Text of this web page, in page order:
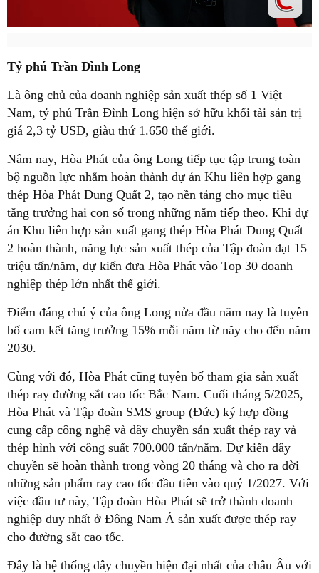
Tỷ phú Trần Đình Long
Là ông chủ của doanh nghiệp sản xuất thép số 1 Việt
Nam, tỷ phú Trần Đình Long hiện sở hữu khối tài sản trị
giá 2,3 tỷ USD, giàu thứ 1.650 thế giới.
Nâm nay, Hòa Phát của ông Long tiếp tục tập trung toàn
bộ nguồn lực nhằm hoàn thành dự án Khu liên hợp gang
thép Hòa Phát Dung Quất 2, tạo nền tảng cho mục tiêu
tăng trưởng hai con số trong những năm tiếp theo. Khi dự
án Khu liên hợp sản xuất gang thép Hòa Phát Dung Quất
2 hoàn thành, năng lực sản xuất thép của Tập đoàn đạt 15
triệu tấn/năm, dự kiến đưa Hòa Phát vào Top 30 doanh
nghiệp thép lớn nhất thế giới.
Điểm đáng chú ý của ông Long nửa đầu năm nay là tuyên
bố cam kết tăng trưởng 15% mỗi năm từ năy cho đến năm
2030.
Cùng với đó, Hòa Phát cũng tuyên bố tham gia sản xuất
thép ray đường sắt cao tốc Bắc Nam. Cuối tháng 5/2025,
Hòa Phát và Tập đoàn SMS group (Đức) ký hợp đồng
cung cấp công nghệ và dây chuyền sản xuất thép ray và
thép hình với công suất 700.000 tấn/năm. Dự kiến dây
chuyền sẽ hoàn thành trong vòng 20 tháng và cho ra đời
những sản phẩm ray cao tốc đầu tiên vào quý 1/2027. Với
việc đầu tư này, Tập đoàn Hòa Phát sẽ trở thành doanh
nghiệp duy nhất ở Đông Nam Á sản xuất được thép ray
cho đường sắt cao tốc.
Đây là hệ thống dây chuyền hiện đại nhất của châu Âu với